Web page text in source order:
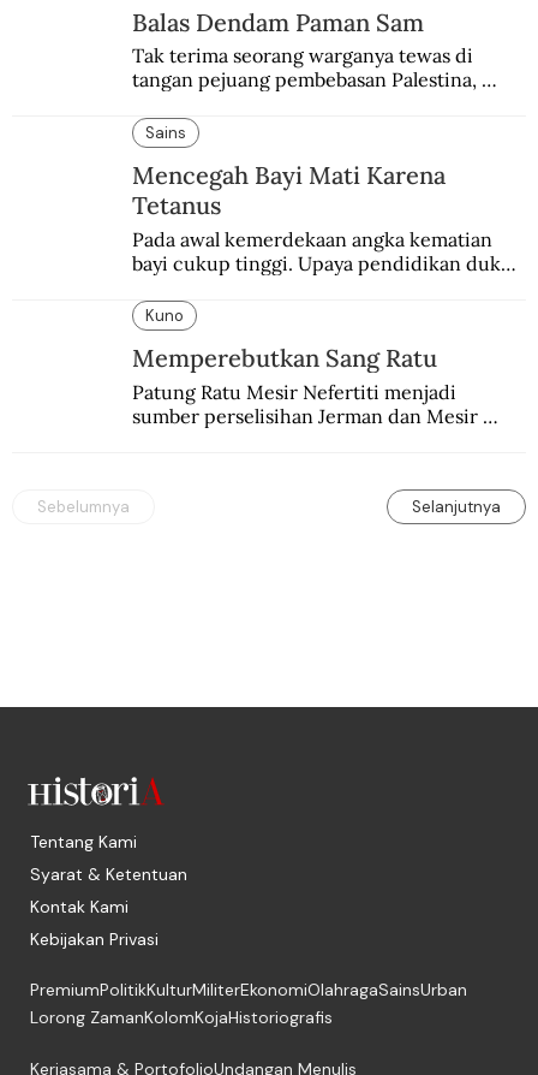
Balas Dendam Paman Sam
Tak terima seorang warganya tewas di
tangan pejuang pembebasan Palestina,
pembalasan.
Sains
Mencegah Bayi Mati Karena
Tetanus
Pada awal kemerdekaan angka kematian
bayi cukup tinggi. Upaya pendidikan dukun
Kuno
Memperebutkan Sang Ratu
Patung Ratu Mesir Nefertiti menjadi
sumber perselisihan Jerman dan Mesir
Sebelumnya Selanjutnya
Tentang Kami
Syarat & Ketentuan
Kontak Kami
Kebijakan Privasi
PremiumPolitikKulturMiliterEkonomiOlahragaSainsUrban
Lorong ZamanKolomKojaHistoriografis
Kerjasama & PortofolioUndangan Menulis